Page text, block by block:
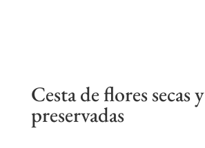
Cesta de flores secas y
preservadas